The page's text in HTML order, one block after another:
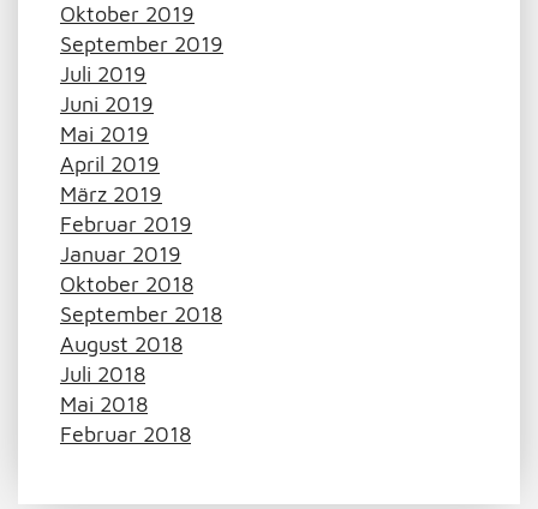
Oktober 2019
September 2019
Juli 2019
Juni 2019
Mai 2019
April 2019
März 2019
Februar 2019
Januar 2019
Oktober 2018
September 2018
August 2018
Juli 2018
Mai 2018
Februar 2018